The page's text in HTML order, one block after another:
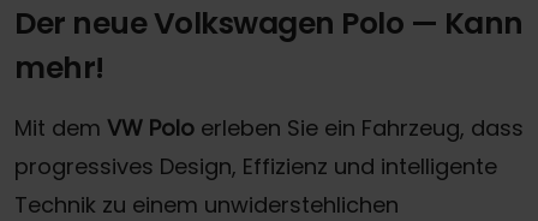
Der neue Volkswagen Polo — Kann
mehr!
Mit dem VW Polo erleben Sie ein Fahrzeug, dass
progressives Design, Effizienz und intelligente
Technik zu einem unwiderstehlichen